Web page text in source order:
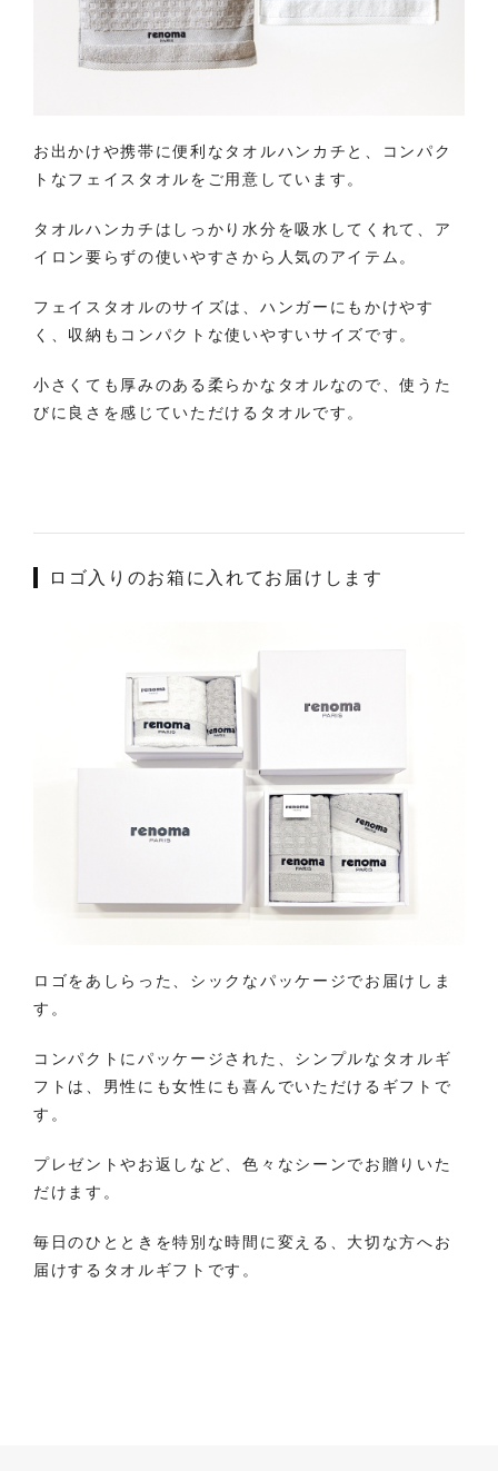
お出かけや携帯に便利なタオルハンカチと、コンパク
トなフェイスタオルをご用意しています。
タオルハンカチはしっかり水分を吸水してくれて、ア
イロン要らずの使いやすさから人気のアイテム。
フェイスタオルのサイズは、ハンガーにもかけやす
く、収納もコンパクトな使いやすいサイズです。
小さくても厚みのある柔らかなタオルなので、使うた
びに良さを感じていただけるタオルです。
ロゴ入りのお箱に入れてお届けします
ロゴをあしらった、シックなパッケージでお届けしま
す。
コンパクトにパッケージされた、シンプルなタオルギ
フトは、男性にも女性にも喜んでいただけるギフトで
す。
プレゼントやお返しなど、色々なシーンでお贈りいた
だけます。
毎日のひとときを特別な時間に変える、大切な方へお
届けするタオルギフトです。